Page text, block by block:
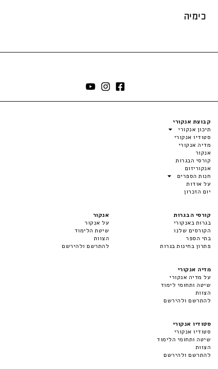
כימיה
קבוצת אנקורי
תיכון אנקורי
סטודיו אנקורי
מדיה אנקורי
אנקור
קורסי הבגרות
אנקוריזום
חנות הספרים
על אודות
יום הזכרון
קורסי הבגרות
בגרות באנקורי
הקורסים שלנו
בתי הספר
פתרון בחינות בגרות
אנקור
על אנקור
שיטת הלימוד
הצוות
להתרשם ולהירשם
מדיה אנקורי
על מדיה אנקורי
שיטה ותחומי לימוד
הצוות
להתרשם ולהירשם
סטודיו אנקורי
סטודיו אנקורי
שיטה ותחומי הלימוד
הצוות
להתרשם ולהירשם